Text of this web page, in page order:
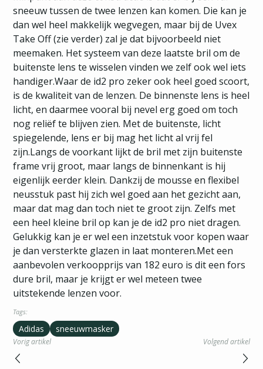
sneeuw tussen de twee lenzen kan komen. Die kan je
dan wel heel makkelijk wegvegen, maar bij de Uvex
Take Off (zie verder) zal je dat bijvoorbeeld niet
meemaken. Het systeem van deze laatste bril om de
buitenste lens te wisselen vinden we zelf ook wel iets
handiger.Waar de id2 pro zeker ook heel goed scoort,
is de kwaliteit van de lenzen. De binnenste lens is heel
licht, en daarmee vooral bij nevel erg goed om toch
nog reliëf te blijven zien. Met de buitenste, licht
spiegelende, lens er bij mag het licht al vrij fel
zijn.Langs de voorkant lijkt de bril met zijn buitenste
frame vrij groot, maar langs de binnenkant is hij
eigenlijk eerder klein. Dankzij de mousse en flexibel
neusstuk past hij zich wel goed aan het gezicht aan,
maar dat mag dan toch niet te groot zijn. Zelfs met
een heel kleine bril op kan je de id2 pro niet dragen.
Gelukkig kan je er wel een inzetstuk voor kopen waar
je dan versterkte glazen in laat monteren.Met een
aanbevolen verkoopprijs van 182 euro is dit een fors
dure bril, maar je krijgt er wel meteen twee
uitstekende lenzen voor.
Tags:
Adidas sneeuwmasker
Vorig artikel Volgend artikel